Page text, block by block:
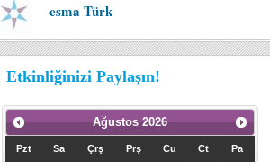
esma Türk
Etkinliğinizi Paylaşın!
Ağustos 2026
Pzt Sa Çrş Prş Cu Ct Pa